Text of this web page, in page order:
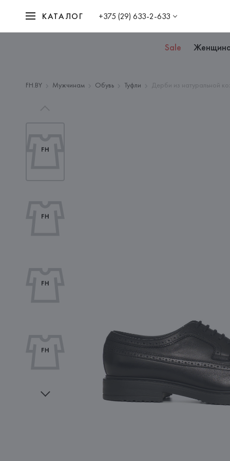
КАТАЛОГ +375 (29) 633-2-633
Sale
FH.BY Мужчинам Обувь Туфли Дерби из натуральной